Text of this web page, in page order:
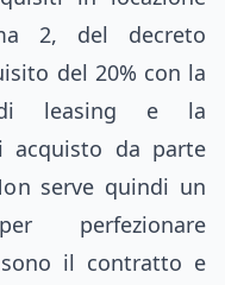
2, del decreto
del 20% con la
leasing e la
acquisto da parte
serve quindi un
perfezionare
il contratto e